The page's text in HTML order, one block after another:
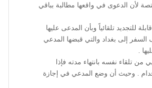
لأن الدعوى في واقعها مطالبة بباقي
تلقائياً وبأن المدعى عليها
إلى بغداد والتي قبضها المدعي
.
تلقاء نفسه بانتهاء مدته فإذا
. وحيث أن وضع المدعي في إجازة